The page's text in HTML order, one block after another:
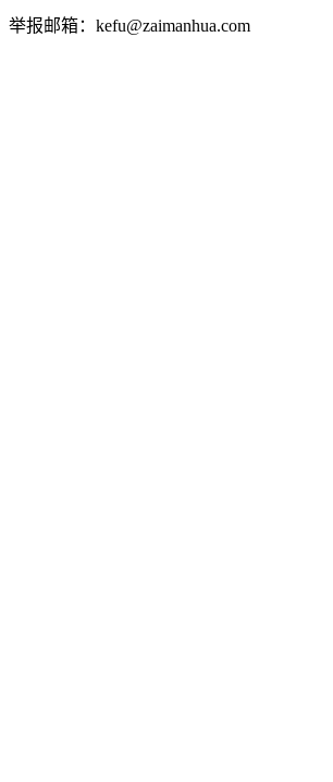
举报邮箱：kefu@zaimanhua.com